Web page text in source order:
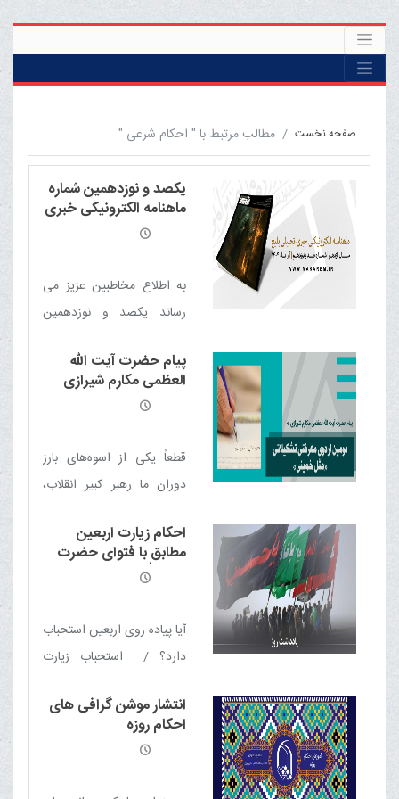
صفحه نخست مطالب مرتبط با " احکام شرعی "
یکصد و نوزدهمین شماره
ماهنامه الکترونیکی خبری
- تحلیلی بلیغ
به اطلاع مخاطبین عزیز می
رساند یکصد و نوزدهمین
خبری - تحلیلی بلیغ (آذر
پیام حضرت آیت الله
العظمی مکارم شیرازی
دامت برکاته به دومین
قطعاً یکی از اسوه‌های بارز
دوران ما رهبر کبیر انقلاب،
که هم در اندیشه و منظومه
فکری خود و هم در سیره
پیش چشمان ما بوده و
هست
احکام زیارت اربعین
مطابق با فتوای حضرت
آیت الله العظمی مکارم
آیا پیاده روی اربعین استحباب
دارد؟ / استحباب زیارت
برای امام حسین (ع) اربعین
می گیرند؟ / وظیفه معذورین
ائمه (علیهم السلام)/ حکم
انتشار موشن گرافی های
احکام روزه